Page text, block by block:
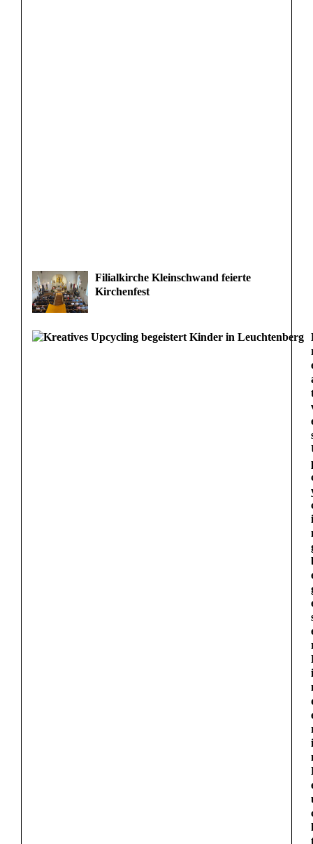
Filialkirche Kleinschwand feierte
Kirchenfest
i
i
i